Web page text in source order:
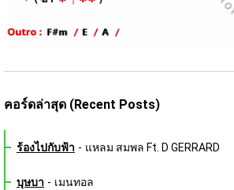
คอร์ดล่าสุด (Recent Posts)
ร้องไปกับฟ้า - แหลม สมพล Ft. D GERRARD
บุษบา - เมนทอล